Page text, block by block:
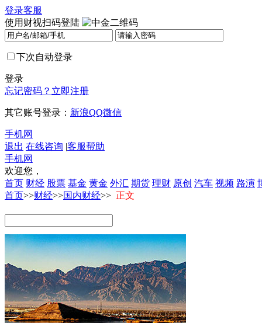
登录客服
使用财视扫码登陆
下次自动登录
登录
忘记密码？ 立即注册
其它账号登录： 新浪QQ微信
手机网
退出 在线咨询 |客服帮助
手机网
欢迎您，
首页 财经 股票 基金 黄金 外汇 期货 理财 原创 汽车 视频 路演
首页>>财经>>国内财经>> 正文